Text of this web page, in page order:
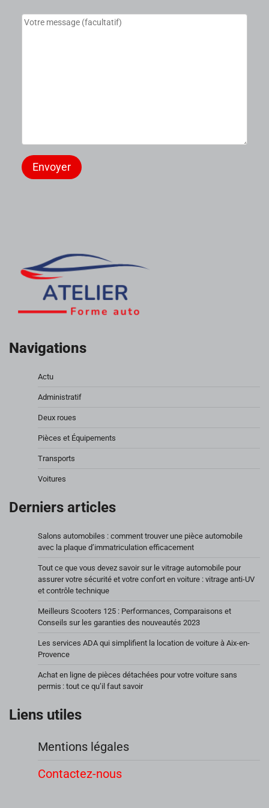
Navigations
Actu
Administratif
Deux roues
Pièces et Équipements
Transports
Voitures
Derniers articles
Salons automobiles : comment trouver une pièce automobile
avec la plaque d’immatriculation efficacement
Tout ce que vous devez savoir sur le vitrage automobile pour
assurer votre sécurité et votre confort en voiture : vitrage anti-UV
et contrôle technique
Meilleurs Scooters 125 : Performances, Comparaisons et
Conseils sur les garanties des nouveautés 2023
Les services ADA qui simplifient la location de voiture à Aix-en-
Provence
Achat en ligne de pièces détachées pour votre voiture sans
permis : tout ce qu’il faut savoir
Liens utiles
Mentions légales
Contactez-nous